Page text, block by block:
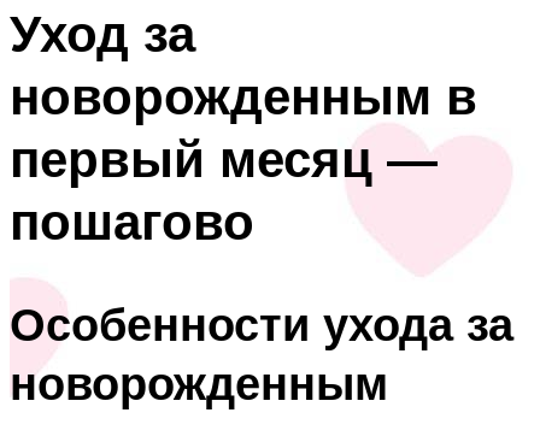
Уход за
новорожденным в
первый месяц —
пошагово
Особенности ухода за
новорожденным